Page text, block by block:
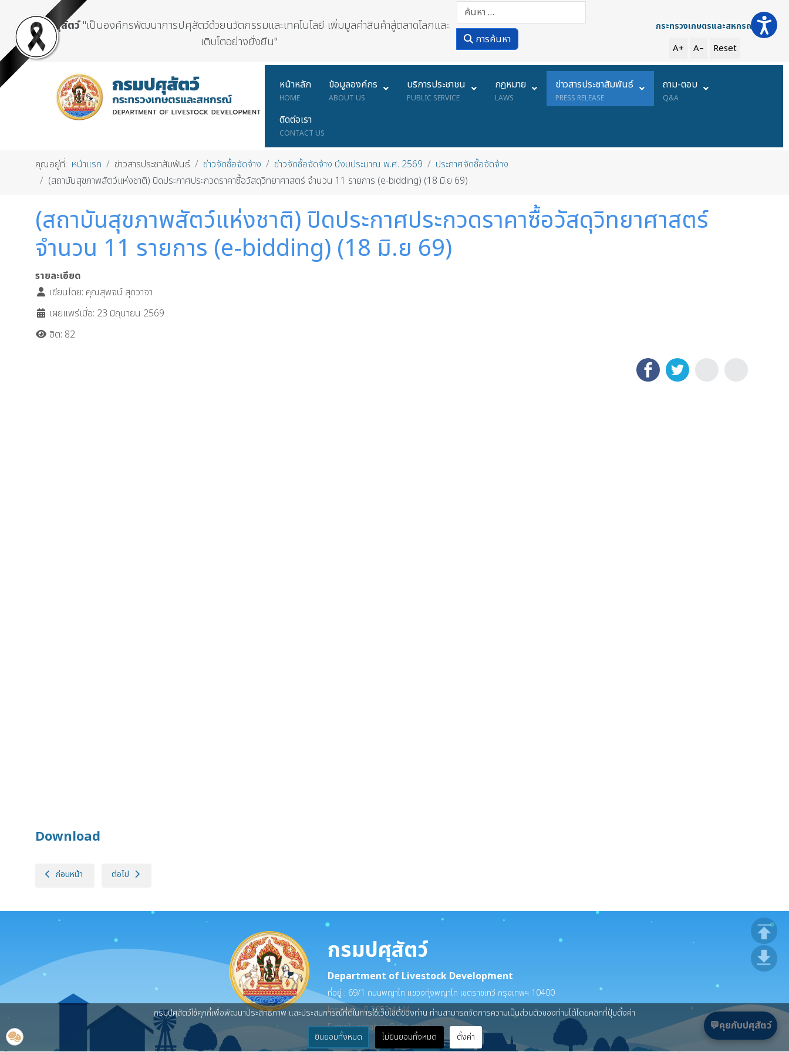
💬คุยกับปศุสัตว์
กรมปศุสัตว์"เป็นองค์กรพัฒนาการปศุสัตว์ด้วยนวัตกรรมและเทคโนโลยี เพิ่มมูลค่าสินค้าสู่ตลาดโลกและ
เติบโตอย่างยั่งยืน"
การค้นหา
กระทรวงเกษตรและสหกรณ์
A+ A– Reset
หน้าหลัก
HOME
ข้อมูลองค์กร
ABOUT US
บริการประชาชน
PUBLIC SERVICE
กฎหมาย
LAWS
ข่าวสารประชาสัมพันธ์
PRESS RELEASE
ถาม-ตอบ
Q&A
ติดต่อเรา
CONTACT US
คุณอยู่ที่: หน้าแรก ข่าวสารประชาสัมพันธ์ ข่าวจัดซื้อจัดจ้าง ข่าวจัดซื้อจัดจ้าง ปีงบประมาณ พ.ศ. 2569
ประกาศจัดซื้อจัดจ้าง
(สถาบันสุขภาพสัตว์แห่งชาติ) ปิดประกาศประกวดราคาซื้อวัสดุวิทยาศาสตร์ จำนวน 11 รายการ (e-bidding) (18 มิ.ย 69)
(สถาบันสุขภาพสัตว์แห่งชาติ) ปิดประกาศประกวดราคาซื้อวัสดุวิทยาศาสตร์
จำนวน 11 รายการ (e-bidding) (18 มิ.ย 69)
รายละเอียด
เขียนโดย: คุณสุพจน์ สุดวาจา
เผยแพร่เมื่อ: 23 มิถุนายน 2569
ฮิต: 82
Download
เนื้อหาก่อนหน้า: (สถาบันสุขภาพสัตว์แห่งชาติ) ปิดประกาศประกวดราคาซื้อวัสดุวิทยาศาสตร์ จำนวน 24 รายการ ด้วยวิธีประกวดราคาอิเล็กทรอนิกส์ (e-bidding) (24 มิ.ย. 69)
ก่อนหน้า เนื้อหาถัดไป: กลุ่มพัสดุ (กองคลัง) ประกวดราคาซื้อวัสดุเวชภัณฑ์ วัสดุวิทยาศาสตร์การแพทย์และ วัสดุเครื่องแต่งกาย จำนวน 19 รายการ ด้วยวิธีประกวดราคาอิเล็กทรอนิกส์ (e-bidding) (19 มิ.ย 69)
ต่อไป
กรมปศุสัตว์
Department of Livestock Development
ที่อยู่ : 69/1 ถนนพญาไท แขวงทุ่งพญาไท เขตราชเทวี กรุงเทพฯ 10400
โทรศัพท์ : 0 2653 4444
E-mail :saraban@dld.go.th
กรมปศุสัตว์ใช้คุกกี้เพื่อพัฒนาประสิทธิภาพ และประสบการณ์ที่ดีในการใช้เว็บไซต์ของท่าน ท่านสามารถจัดการความเป็นส่วนตัวของท่านได้โดยคลิกที่ปุ่มตั้งค่า
ยินยอมทั้งหมด
ไม่ยินยอมทั้งหมด ตั้งค่า